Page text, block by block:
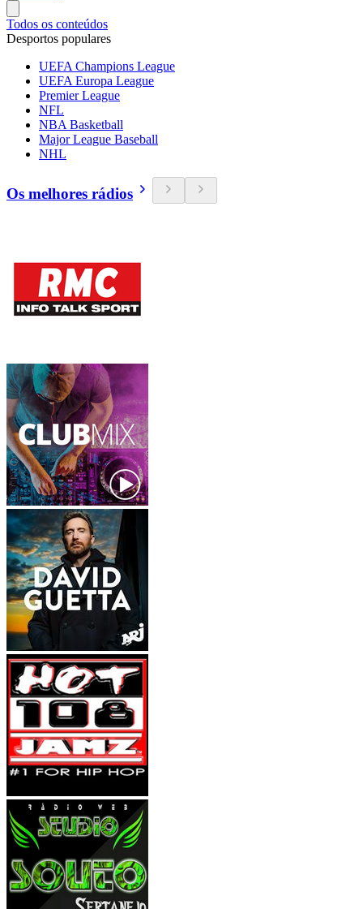
Todos os conteúdos
Desportos populares
UEFA Champions League
UEFA Europa League
Premier League
NFL
NBA Basketball
Major League Baseball
NHL
Os melhores rádios